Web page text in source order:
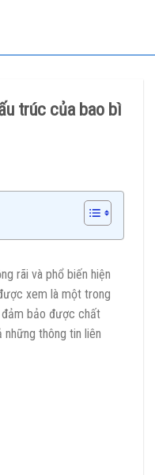
trúc của bao bì
rãi và phổ biến hiện
xem là một trong
bảo được chất
thông tin liên